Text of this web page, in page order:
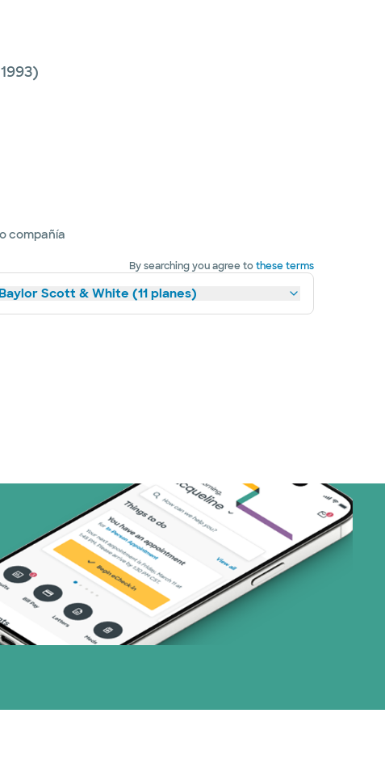
compañía
By searching you agree tothese terms
Scott & White (11 planes)